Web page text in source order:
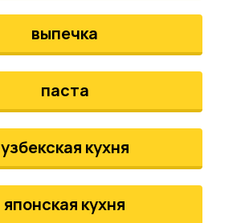
выпечка
паста
узбекская кухня
японская кухня